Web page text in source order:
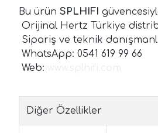
Bu ürün SPLHIFI
Orijinal Hertz Türkiye
Sipariş ve teknik
WhatsApp: 0541 619 99 66
Web:
Diğer Özellikler